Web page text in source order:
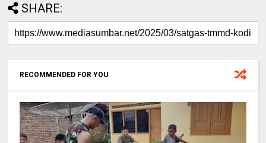
SHARE:
RECOMMENDED FOR YOU